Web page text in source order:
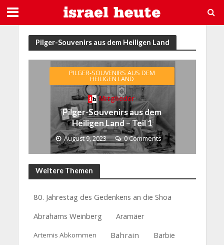
Pilger-Souvenirs aus dem Heiligen Land
PILGER-SOUVENIRS AUS DEM
HEILIGEN LAND
Mitglieder
Pilger-Souvenirs aus dem
Heiligen Land – Teil 1
August 9, 2023 0 Comments
Weitere Themen
80. Jahrestag des Gedenkens an die Shoa
Abrahams Weinberg
Aramäer
Artemis Abkommen Bahrain Barbie